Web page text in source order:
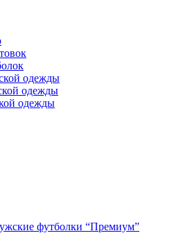
одежды
одежды
одежды
футболки “Премиум”